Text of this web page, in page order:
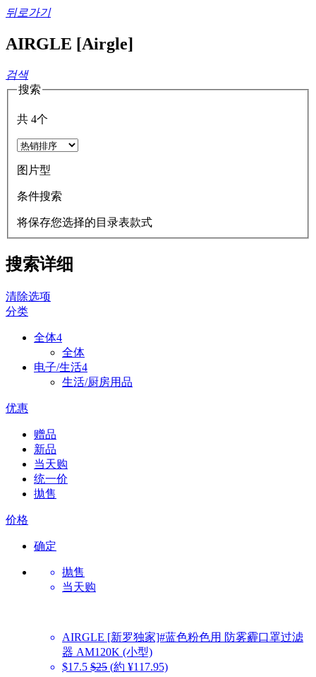
뒤로가기
AIRGLE [Airgle]
검색
搜索
共 4个
图片型
条件搜索
将保存您选择的目录表款式
搜索详细
清除选项
分类
全体4
全体
电子/生活4
生活/厨房用品
优惠
赠品
新品
当天购
统一价
拋售
价格
确定
抛售
当天购
AIRGLE [新罗独家]#蓝色粉色用 防雾霾口罩过滤
器 AM120K (小型)
$17.5 $25 (約 ¥117.95)